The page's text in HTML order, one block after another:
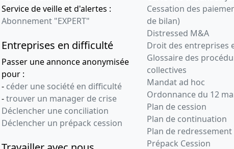
Service de veille et d'alertes :
Abonnement "EXPERT"
Entreprises en difficulté
Passer une annonce anonymisée
pour :
- céder une société en difficulté
-trouver un manager de crise
Déclencher une conciliation
Déclencher un prépack cession
Cessation des
de bilan)
Distressed M&A
Droit des entreprises
Glossaire des
collectives
Mandat ad hoc
Ordonnance du 12
Plan de cession
Plan de continuation
Plan de redressement
Prépack Cession